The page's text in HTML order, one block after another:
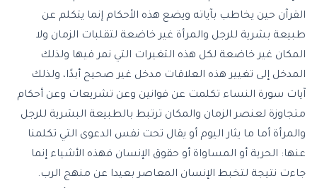
القرآن حين يخاطب بآياته ويضع هذه الأحكام إنما يتكلم عن
طبيعة بشرية للرجل والمرأة غير خاضعة لتقلبات الزمان ولا
المكان غير خاضعة لكل هذه التغيرات التي نمر فيها ولذلك
المدخل إلى تغيير هذه العلاقات مدخل غير صحيح أبدًا، ولذلك
آيات سورة النساء تكلمت عن قوانين وعن تشريعات وعن أحكام
متجاوزة لعنصر الزمان والمكان ترتبط بالطبيعة البشرية للرجل
والمرأة أما ما يثار اليوم أو يقال تحت نفس الدعوى التي تكلمنا
عنها: الحرية أو المساواة أو حقوق الإنسان فهذه الأشياء إنما
جاءت نتيجة لتخبط الإنسان المعاصر بعيدا عن منهج الرب.